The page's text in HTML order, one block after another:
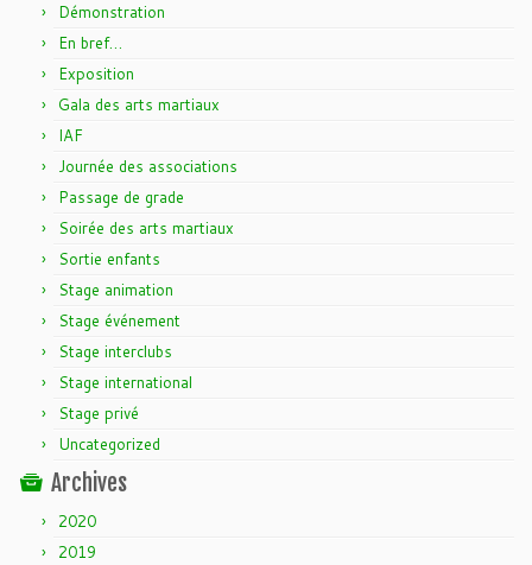
Démonstration
En bref…
Exposition
Gala des arts martiaux
IAF
Journée des associations
Passage de grade
Soirée des arts martiaux
Sortie enfants
Stage animation
Stage événement
Stage interclubs
Stage international
Stage privé
Uncategorized
Archives
2020
2019